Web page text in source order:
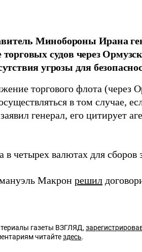
Минобороны Ирана
судов через
угрозы для
торгового флота (через
в том случае,
генерал, его цитирует
в четырех валютах для сборов
Макрон решил
газеты ВЗГЛЯД,
читайтездесь.